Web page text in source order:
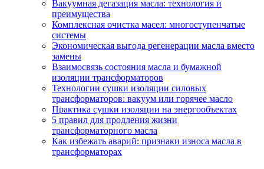
Вакуумная дегазация масла: технология и
преимущества
Комплексная очистка масел: многоступенчатые
системы
Экономическая выгода регенерации масла вместо
замены
Взаимосвязь состояния масла и бумажной
изоляции трансформаторов
Технологии сушки изоляции силовых
трансформаторов: вакуум или горячее масло
Практика сушки изоляции на энергообъектах
5 правил для продления жизни
трансформаторного масла
Как избежать аварий: признаки износа масла в
трансформаторах